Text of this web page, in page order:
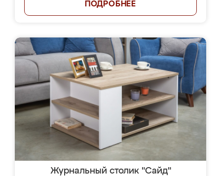
ПОДРОБНЕЕ
Журнальный столик "Сайд"